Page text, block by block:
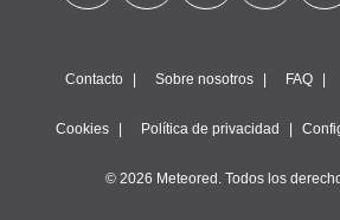
Contacto Sobre nosotros FAQ
Cookies Política de privacidad
© 2026 Meteored. Todos los